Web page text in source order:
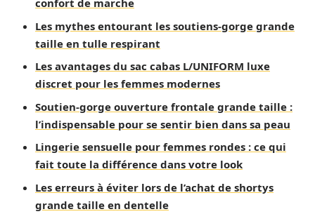
confort de marche
Les mythes entourant les soutiens-gorge grande
taille en tulle respirant
Les avantages du sac cabas L/UNIFORM luxe
discret pour les femmes modernes
Soutien-gorge ouverture frontale grande taille :
l’indispensable pour se sentir bien dans sa peau
Lingerie sensuelle pour femmes rondes : ce qui
fait toute la différence dans votre look
Les erreurs à éviter lors de l’achat de shortys
grande taille en dentelle